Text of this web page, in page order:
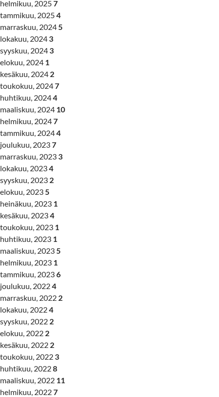
helmikuu, 20257
tammikuu, 20254
marraskuu, 2024 5
lokakuu, 2024 3
syyskuu, 2024 3
elokuu, 2024 1
kesäkuu, 2024 2
toukokuu, 20247
huhtikuu, 20244
maaliskuu, 2024 10
helmikuu, 20247
tammikuu, 20244
joulukuu, 20237
marraskuu, 2023 3
lokakuu, 20234
syyskuu, 2023 2
elokuu, 2023 5
heinäkuu, 2023 1
kesäkuu, 20234
toukokuu, 2023 1
huhtikuu, 2023 1
maaliskuu, 2023 5
helmikuu, 2023 1
tammikuu, 20236
joulukuu, 20224
marraskuu, 2022 2
lokakuu, 20224
syyskuu, 2022 2
elokuu, 2022 2
kesäkuu, 2022 2
toukokuu, 2022 3
huhtikuu, 20228
maaliskuu, 2022 11
helmikuu, 20227